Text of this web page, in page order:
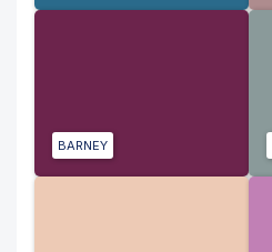
BARNEY